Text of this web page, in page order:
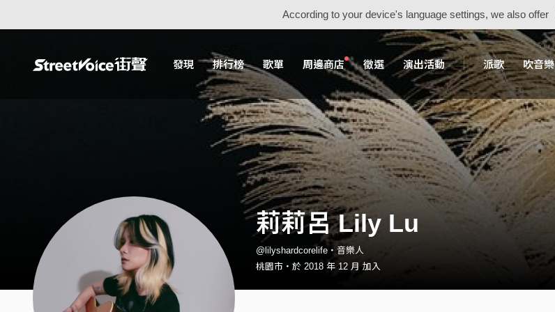
According to your device's language settings, we also offer
發現 排行榜 歌單 周邊商店 徵選 演出活動 派歌 吹音樂
莉莉呂 Lily Lu
@lilyshardcorelife・音樂人
桃園市・於 2018 年 12 月 加入